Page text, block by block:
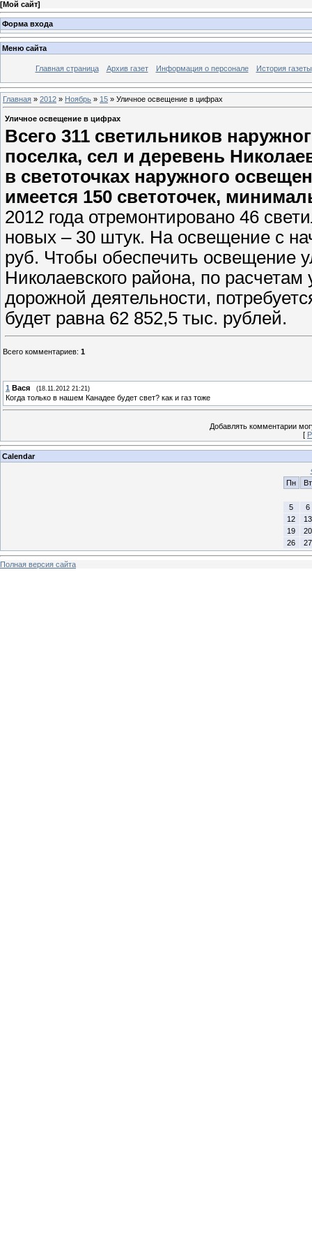
[Мой сайт]
Форма входа
Меню сайта
Главная страница Архив газет Информация о персонале История газеты
Главная » 2012 » Ноябрь » 15 » Уличное освещение в цифрах
Уличное освещение в цифрах
Всего 311 светильников
поселка, сел и деревень
в светоточках наружного
имеется 150 светоточек,
2012 года отремонтировано 46
новых – 30 штук. На освещение с
руб. Чтобы обеспечить освещение
Николаевского района, по
дорожной деятельности,
будет равна 62 852,5 тыс. рублей.
Всего комментариев: 1
1 Вася (18.11.2012 21:21)
Когда только в нашем Канадее будет свет? как и газ тоже
Добавлять комментарии
[
Calendar
Пн
Вт
5
6
12
13
19
20
26
27
Полная версия сайта